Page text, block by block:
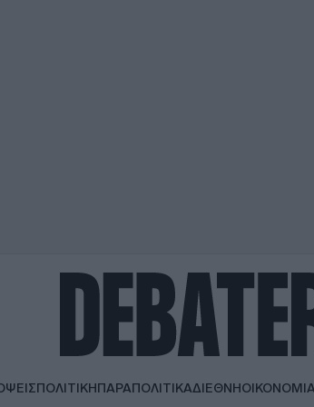
ΠΟΛΙΤΙΚΗΠΑΡΑΠΟΛΙΤΙΚΑΔΙΕΘΝΗΟΙΚΟΝΟΜΙΑ